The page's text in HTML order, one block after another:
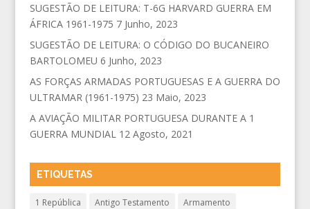
SUGESTÃO DE LEITURA: T-6G HARVARD GUERRA EM
ÁFRICA 1961-1975 7 Junho, 2023
SUGESTÃO DE LEITURA: O CÓDIGO DO BUCANEIRO
BARTOLOMEU 6 Junho, 2023
AS FORÇAS ARMADAS PORTUGUESAS E A GUERRA DO
ULTRAMAR (1961-1975) 23 Maio, 2023
A AVIAÇÃO MILITAR PORTUGUESA DURANTE A 1
GUERRA MUNDIAL 12 Agosto, 2021
ETIQUETAS
1 República Antigo Testamento
Armamento